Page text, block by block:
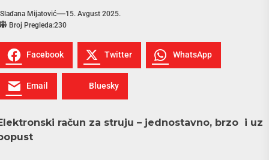
Slađana Mijatović
15. Avgust 2025.
Broj Pregleda:230
Facebook Twitter WhatsApp
Email Bluesky
račun za struju – jednostavno, brzo i uz